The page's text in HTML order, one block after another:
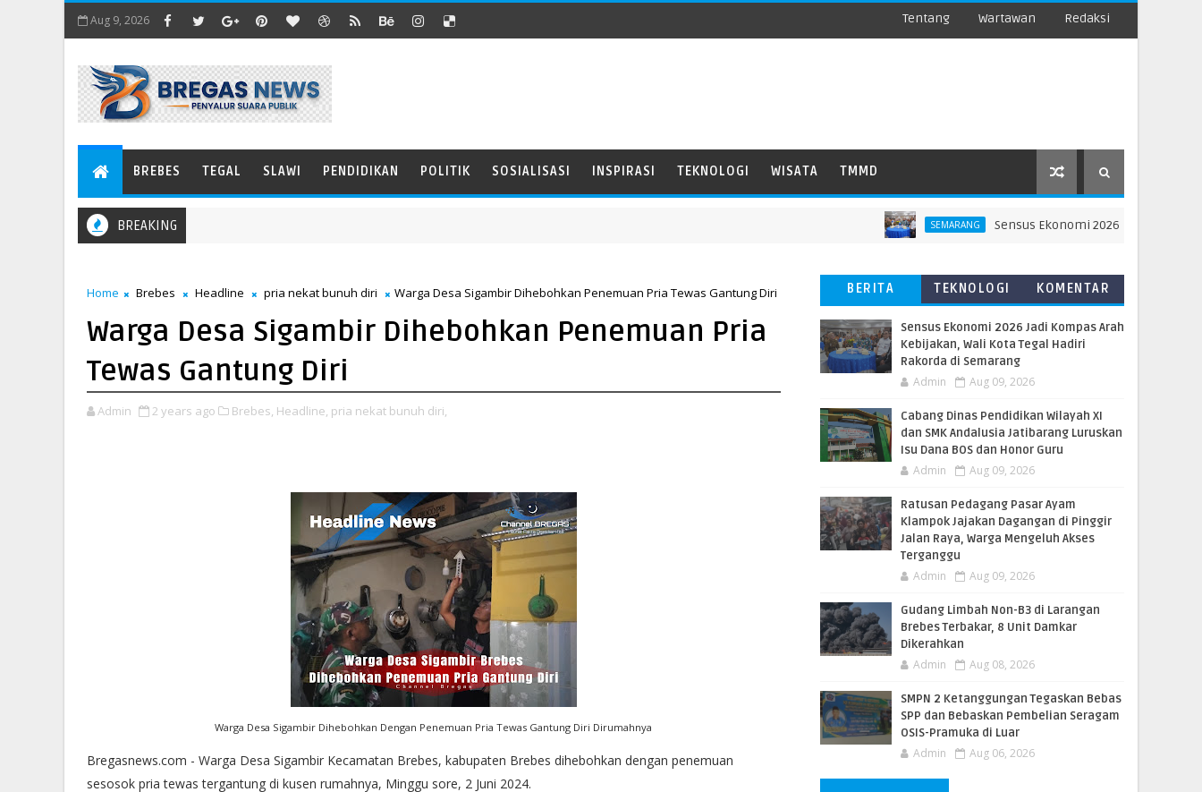
Aug 9, 2026 Tentang Wartawan Redaksi
BREBES TEGAL SLAWI PENDIDIKAN POLITIK SOSIALISASI INSPIRASI TEKNOLOGI WISATA TMMD
BREAKING SEMARANG Sensus Ekonomi 2026 Jadi Kompas
Home Brebes Headline pria nekat bunuh diri Warga Desa Sigambir Dihebohkan Penemuan Pria Tewas Gantung Diri
Warga Desa Sigambir Dihebohkan Penemuan Pria
Tewas Gantung Diri
Admin 2 years ago Brebes, Headline, pria nekat bunuh diri,
Warga Desa Sigambir Dihebohkan Dengan Penemuan Pria Tewas Gantung Diri Dirumahnya
Bregasnews.com - Warga Desa Sigambir Kecamatan Brebes, kabupaten Brebes dihebohkan dengan penemuan
sesosok pria tewas tergantung di kusen rumahnya, Minggu sore, 2 Juni 2024.
BERITA
TERBARU
TEKNOLOGI
KOMENTAR
Sensus Ekonomi 2026 Jadi Kompas Arah
Kebijakan, Wali Kota Tegal Hadiri
Rakorda di Semarang
Admin Aug 09, 2026
Cabang Dinas Pendidikan Wilayah XI
dan SMK Andalusia Jatibarang Luruskan
Isu Dana BOS dan Honor Guru
Admin Aug 09, 2026
​Ratusan Pedagang Pasar Ayam
Klampok Jajakan Dagangan di Pinggir
Jalan Raya, Warga Mengeluh Akses
Terganggu
Admin Aug 09, 2026
​Gudang Limbah Non-B3 di Larangan
Brebes Terbakar, 8 Unit Damkar
Dikerahkan
Admin Aug 08, 2026
SMPN 2 Ketanggungan Tegaskan Bebas
SPP dan Bebaskan Pembelian Seragam
OSIS-Pramuka di Luar
Admin Aug 06, 2026